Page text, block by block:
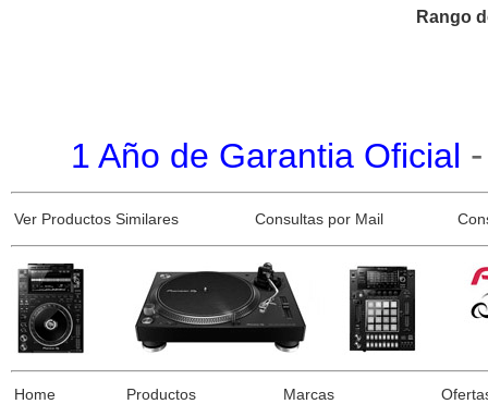
Rango
1 Año de Garantia Oficial
Ver Productos Similares Consultas por Mail
Home Productos Marcas